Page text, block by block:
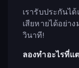
เรารับประกันไ
เสียหายได้อย่า
วินาที!
ลองทำอะไรที่แ